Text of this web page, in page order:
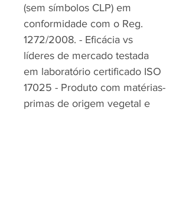
(sem símbolos CLP) em
conformidade com o Reg.
1272/2008. - Eficácia vs
líderes de mercado testada
em laboratório certificado ISO
17025 - Produto com matérias-
primas de origem vegetal e